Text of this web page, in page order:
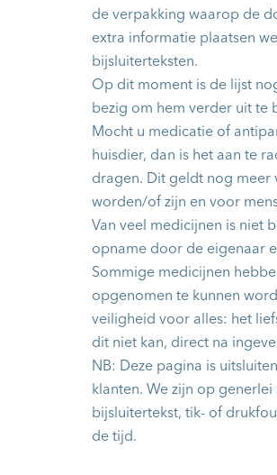
de verpakking waarop de
extra informatie plaatsen
bijsluiterteksten.
Op dit moment is de lijst
bezig om hem verder uit te
Mocht u medicatie of
huisdier, dan is het aan te
dragen. Dit geldt nog meer
worden/of zijn en voor
Van veel medicijnen is niet
opname door de eigenaar
Sommige medicijnen
opgenomen te kunnen
veiligheid voor alles: het
dit niet kan, direct na
NB: Deze pagina is
klanten. We zijn op
bijsluitertekst, tik- of
de tijd.